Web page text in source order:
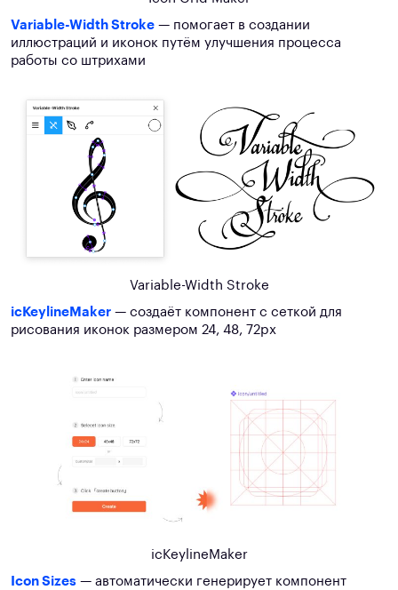
Variable-Width Stroke — помогает в создании
иллюстраций и иконок путём улучшения процесса
работы со штрихами
Variable-Width Stroke
icKeylineMaker — создаёт компонент с сеткой для
рисования иконок размером 24, 48, 72px
icKeylineMaker
Icon Sizes — автоматически генерирует компонент